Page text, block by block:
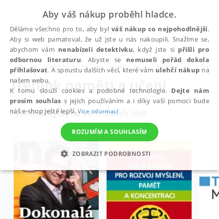
Všechny knihy Osobní rozvoj a poznání
Trénink paměti a učení
Tyto knížky by se vám mohly líbit
Aby váš nákup proběhl hladce.
Děláme všechno pro to, aby bylváš nákup co nejpohodlnější.
Aby si web pamatoval, že už jste u nás nakoupili. Snažíme se,
abychom vám nenabízeli detektivku, když jste si přišli pro
odbornou literaturu. Abyste se nemuseli pořád dokola
přihlašovat. A spoustu dalších věcí, které vám ulehčí nákup na
našem webu.
K tomu slouží cookies a podobné technologie. Dejte nám
prosím souhlas s jejich používáním a i díky vaší pomoci bude
náš e-shop ještě lepší.Více informací
ROZUMÍM A SOUHLASÍM
ZOBRAZIT PODROBNOSTI
NEZBYTNÉ ANALYTICKÉ MARKETINGOVÉ
FUNKČNÍ NEZAŘAZENÉ SOUBORY